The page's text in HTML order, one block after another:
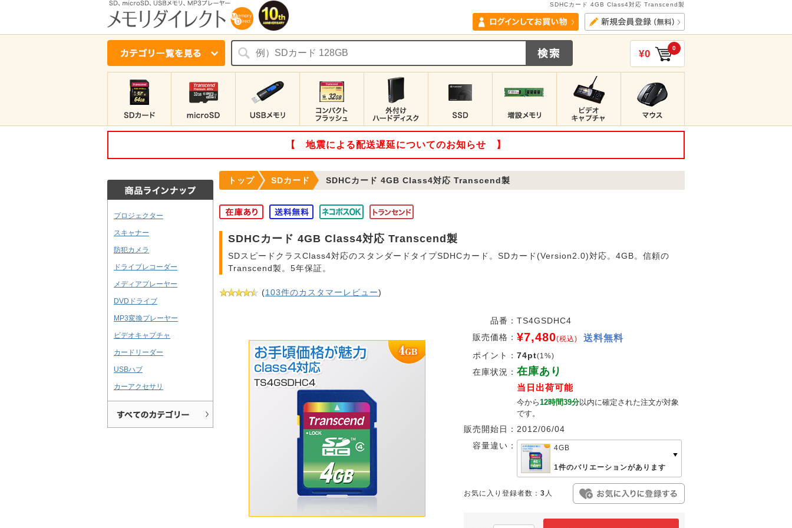
SDHCカード 4GB Class4対応 Transcend製
¥0 0
【 地震による配送遅延についてのお知らせ 】
プロジェクター
スキャナー
防犯カメラ
ドライブレコーダー
メディアプレーヤー
DVDドライブ
MP3変換プレーヤー
ビデオキャプチャ
カードリーダー
USBハブ
カーアクセサリ
トップ SDカード SDHCカード 4GB Class4対応 Transcend製
SDHCカード 4GB Class4対応 Transcend製
SDスピードクラスClass4対応のスタンダードタイプSDHCカード。SDカード(Version2.0)対応。4GB。信頼の
Transcend製。5年保証。
(103件のカスタマーレビュー)
品番： TS4GSDHC4
販売価格： ¥7,480(税込) 送料無料
ポイント： 74pt(1%)
在庫状況： 在庫あり
当日出荷可能
今から12時間39分以内に確定された注文が対象
です。
販売開始日： 2012/06/04
容量違い：
4GB
1件のバリエーションがあります
お気に入り登録者数： 3 人